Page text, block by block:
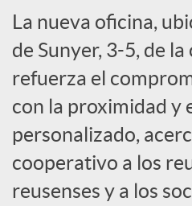
s
S
o
c
La nueva oficina,
de Sunyer, 3-5, de la
refuerza el
con la proximidad y
personalizado,
cooperativo a los
reusenses y a los